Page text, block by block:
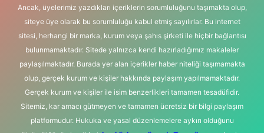
Ancak, üyelerimiz yazdıkları içeriklerin sorumluluğunu taşımakta olup,
siteye üye olarak bu sorumluluğu kabul etmiş sayılırlar. Bu internet
sitesi, herhangi bir marka, kurum veya şahıs şirketi ile hiçbir bağlantısı
bulunmamaktadır. Sitede yalnızca kendi hazırladığımız makaleler
paylaşılmaktadır. Burada yer alan içerikler haber niteliği taşımamakta
olup, gerçek kurum ve kişiler hakkında paylaşım yapılmamaktadır.
Gerçek kurum ve kişiler ile isim benzerlikleri tamamen tesadüfidir.
Sitemiz, kar amacı gütmeyen ve tamamen ücretsiz bir bilgi paylaşım
platformudur. Hukuka ve yasal düzenlemelere aykırı olduğunu